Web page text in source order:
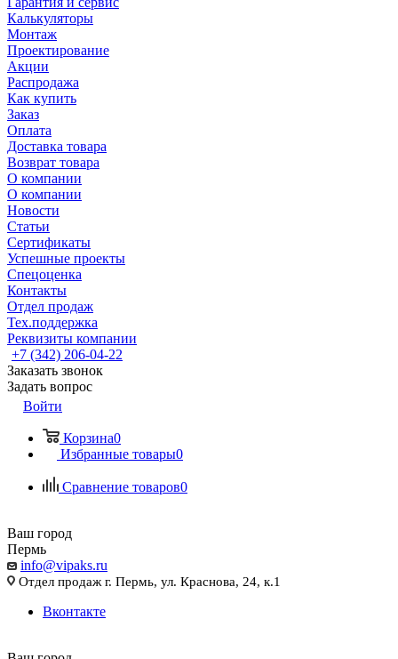
Калькуляторы
Монтаж
Проектирование
Акции
Распродажа
Как купить
Заказ
Оплата
Доставка товара
Возврат товара
О компании
О компании
Новости
Статьи
Сертификаты
Успешные проекты
Спецоценка
Контакты
Отдел продаж
Тех.поддержка
Реквизиты компании
+7 (342) 206-04-22
Заказать звонок
Задать вопрос
Войти
Корзина0
Избранные товары0
Сравнение товаров0
Ваш город
Пермь
info@vipaks.ru
Отдел продаж г. Пермь, ул. Краснова, 24, к.1
Вконтакте